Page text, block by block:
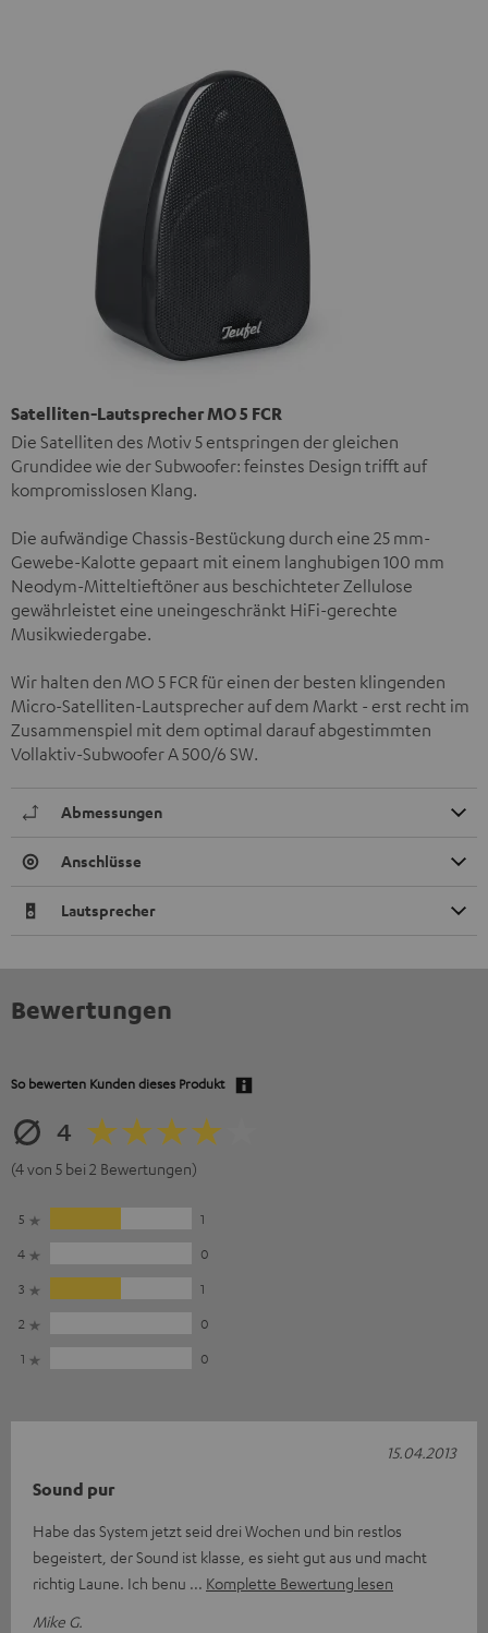
Satelliten-Lautsprecher MO 5 FCR
Die Satelliten des Motiv 5 entspringen der gleichen
Grundidee wie der Subwoofer: feinstes Design trifft auf
kompromisslosen Klang.
Die aufwändige Chassis-Bestückung durch eine 25 mm-
Gewebe-Kalotte gepaart mit einem langhubigen 100 mm
Neodym-Mitteltieftöner aus beschichteter Zellulose
gewährleistet eine uneingeschränkt HiFi-gerechte
Musikwiedergabe.
Wir halten den MO 5 FCR für einen der besten klingenden
Micro-Satelliten-Lautsprecher auf dem Markt - erst recht im
Zusammenspiel mit dem optimal darauf abgestimmten
Vollaktiv-Subwoofer A 500/6 SW.
Abmessungen
Anschlüsse
Lautsprecher
Bewertungen
So bewerten Kunden dieses Produkt
4
(4 von 5 bei 2 Bewertungen)
5
1
4
0
3
1
2
0
1
0
Sound pur
Habe das System jetzt seid drei Wochen und bin restlos
begeistert, der Sound ist klasse, es sieht gut aus und macht
richtig Laune. Ich benu
Komplette Bewertung lesen
Mike G.
15.04.2013